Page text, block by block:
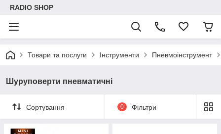
RADIO SHOP
Товари та послуги Інструменти Пневмоінструмент
Шуруповерти пневматичні
Сортування 0 Фільтри